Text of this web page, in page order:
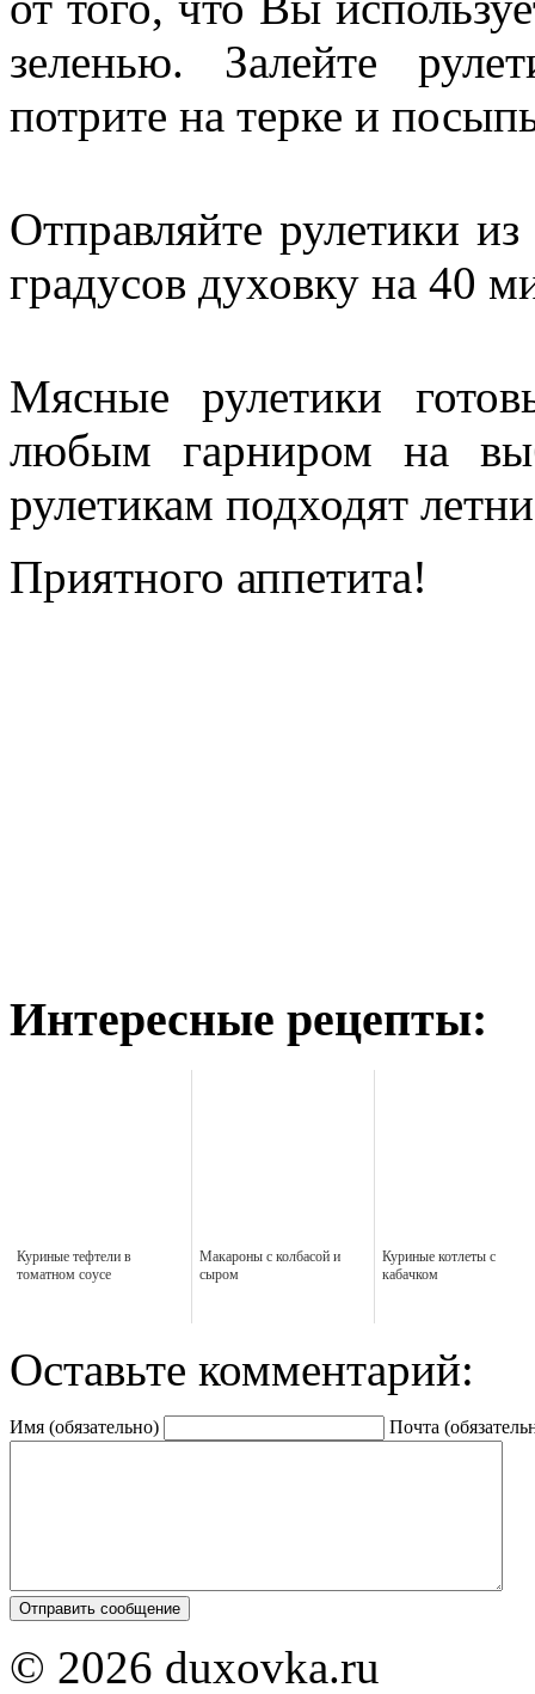
зеленью. Залейте
потрите на терке и
Отправляйте рулетики
градусов духовку на 40
Мясные рулетики
любым гарниром на
рулетикам подходят
Приятного аппетита!
Интересные рецепты:
Куриные тефтели в
томатном соусе
Макароны с колбасой и
сыром
Куриные котлеты с
кабачком
Оставьте комментарий:
Имя (обязательно) Почта
© 2026 duxovka.ru